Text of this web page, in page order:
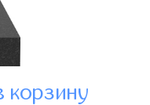
корзину